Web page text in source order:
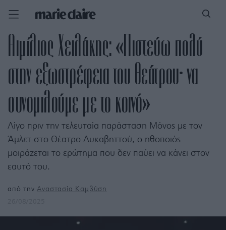
Αιμίλιος Χειλάκης: «Πιστεύω πολύ
στην εξωστρέφεια του θεάτρου· να
συνομιλούμε με το κοινό»
Λίγο πριν την τελευταία παράσταση Μόνος με τον
Άμλετ στο Θέατρο Λυκαβηττού, ο ηθοποιός
μοιράζεται το ερώτημα που δεν παύει να κάνει στον
εαυτό του.
από τηνΑναστασία Καμβύση